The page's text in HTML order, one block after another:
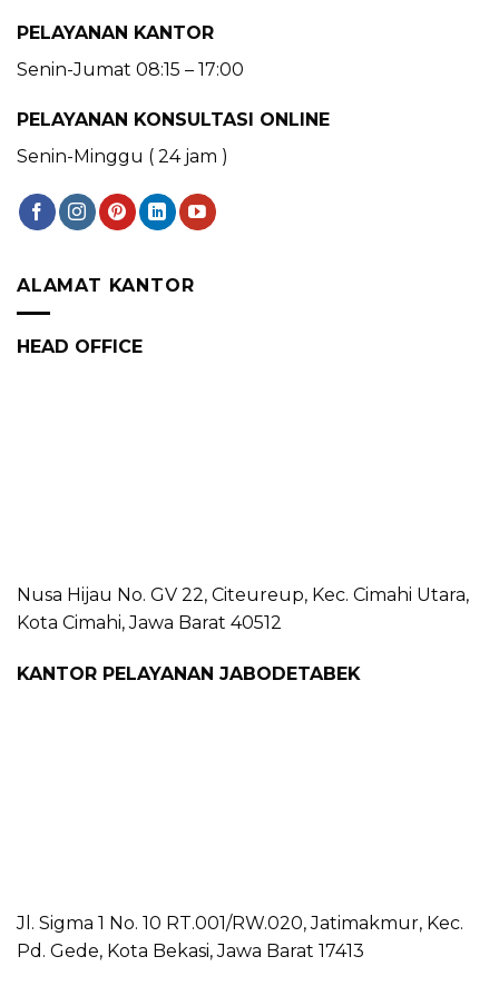
PELAYANAN KANTOR
Senin-Jumat 08:15 – 17:00
PELAYANAN KONSULTASI ONLINE
Senin-Minggu ( 24 jam )
ALAMAT KANTOR
HEAD OFFICE
Nusa Hijau No. GV 22, Citeureup, Kec. Cimahi Utara,
Kota Cimahi, Jawa Barat 40512
KANTOR PELAYANAN JABODETABEK
Jl. Sigma 1 No. 10 RT.001/RW.020, Jatimakmur, Kec.
Pd. Gede, Kota Bekasi, Jawa Barat 17413